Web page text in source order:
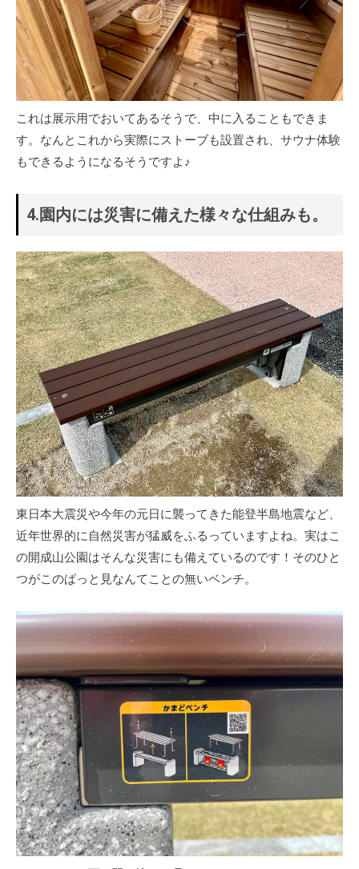
これは展示用でおいてあるそうで、中に入ることもできま
す。なんとこれから実際にストーブも設置され、サウナ体験
もできるようになるそうですよ♪
4.園内には災害に備えた様々な仕組みも。
東日本大震災や今年の元日に襲ってきた能登半島地震など、
近年世界的に自然災害が猛威をふるっていますよね。実はこ
の開成山公園はそんな災害にも備えているのです！そのひと
つがこのぱっと見なんてことの無いベンチ。